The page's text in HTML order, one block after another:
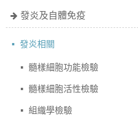
發炎及自體免疫
發炎相關
髓樣細胞功能檢驗
髓樣細胞活性檢驗
組織學檢驗